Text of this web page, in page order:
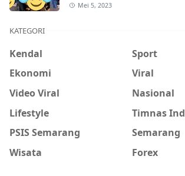
Mei 5, 2023
KATEGORI
Kendal
Sport
Ekonomi
Viral
Video Viral
Nasional
Lifestyle
Timnas
PSIS Semarang
Semarang
Wisata
Forex